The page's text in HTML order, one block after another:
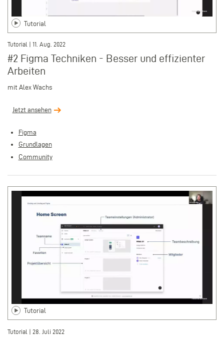
Tutorial
Tutorial | 11. Aug. 2022
#2 Figma Techniken - Besser und effizienter
Arbeiten
mit Alex Wachs
Jetzt ansehen
Figma
Grundlagen
Community
Tutorial
Tutorial | 28. Juli 2022